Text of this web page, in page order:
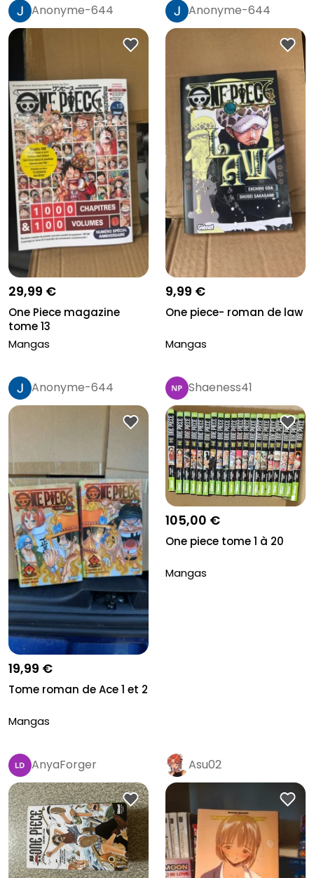
Anonyme-644
29,99 €
One Piece magazine
tome 13
Mangas
Anonyme-644
9,99 €
One piece- roman de law
Mangas
Anonyme-644
19,99 €
Tome roman de Ace 1 et 2
Mangas
Shaeness41
105,00 €
One piece tome 1 à 20
Mangas
AnyaForger Asu02